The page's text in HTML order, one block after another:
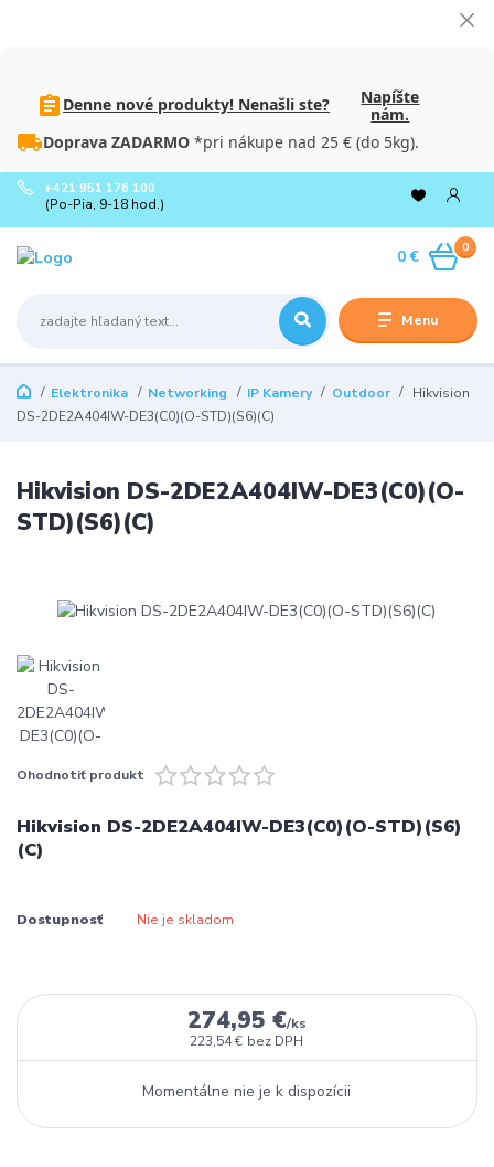
Denne nové produkty! Nenašli ste?
Napíšte
nám.
Doprava ZADARMO *pri nákupe nad 25 € (do 5kg).
Menu
+421 951 176 100
(Po-Pia, 9-18 hod.)
0
0 €
Elektronika Networking IP Kamery Outdoor
Hikvision
DS-2DE2A404IW-DE3(C0)(O-STD)(S6)(C)
Hikvision DS-2DE2A404IW-DE3(C0)(O-
STD)(S6)(C)
Ohodnotiť produkt
Hikvision DS-2DE2A404IW-DE3(C0)(O-STD)(S6)
(C)
Dostupnosť Nie je skladom
274,95 €/ks
223,54 € bez DPH
Momentálne nie je k dispozícii